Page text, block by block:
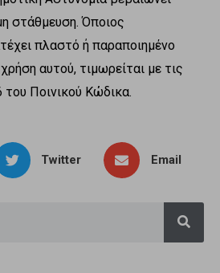
στάθμευση. Όποιος
πλαστό ή παραποιημένο
αυτού, τιμωρείται με τις
Ποινικού Κώδικα.
Twitter Email